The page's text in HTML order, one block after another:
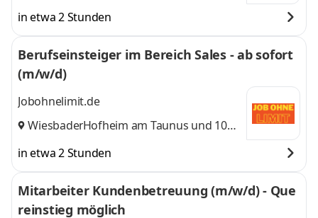
in etwa 2 Stunden
Berufseinsteiger im Bereich Sales - ab sofort
(m/w/d)
Jobohnelimit.de
Wiesbaden,
Hofheim am Taunus und 10
in etwa 2 Stunden
Mitarbeiter Kundenbetreuung (m/w/d) - Que
reinstieg möglich